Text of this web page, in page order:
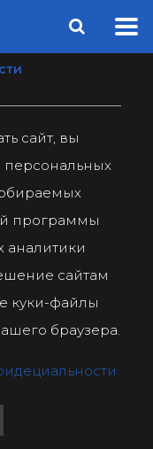
сайт, вы
персональных
программы
аналитики
сайтам
куки-файлы
браузера.